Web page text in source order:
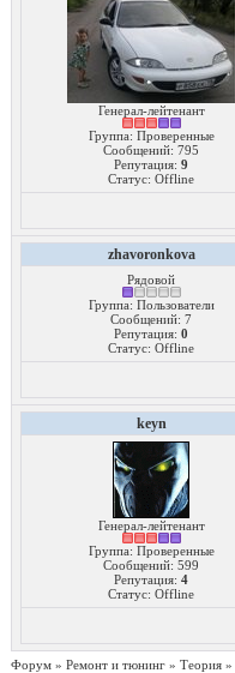
Генерал-лейтенант
Группа: Проверенные
Сообщений: 795
Репутация: 9
Статус: Offline
zhavoronkova
Рядовой
Группа: Пользователи
Сообщений: 7
Репутация: 0
Статус: Offline
keyn
Генерал-лейтенант
Группа: Проверенные
Сообщений: 599
Репутация: 4
Статус: Offline
Форум » Ремонт и тюнинг » Теория »